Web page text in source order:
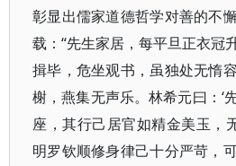
彰显出儒家道德哲学对善的不
载：“先生家居，每平旦正衣冠
揖毕，危坐观书，虽独处无惰
榭，燕集无声乐。林希元曰：‘
座，其行己居官如精金美玉，
明罗钦顺修身律己十分严苛，